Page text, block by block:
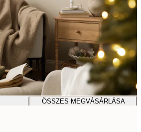
ÖSSZES MEGVÁSÁRLÁSA